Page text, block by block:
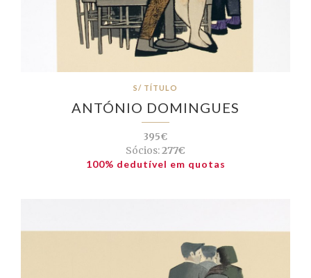
S/ TÍTULO
ANTÓNIO DOMINGUES
395€
Sócios:277€
100% dedutível em quotas